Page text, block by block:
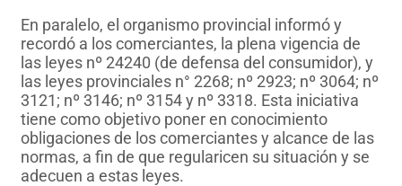
En paralelo, el organismo provincial informó y
recordó a los comerciantes, la plena vigencia de
las leyes nº 24240 (de defensa del consumidor), y
las leyes provinciales n° 2268; nº 2923; nº 3064; nº
3121; nº 3146; nº 3154 y nº 3318. Esta iniciativa
tiene como objetivo poner en conocimiento
obligaciones de los comerciantes y alcance de las
normas, a fin de que regularicen su situación y se
adecuen a estas leyes.